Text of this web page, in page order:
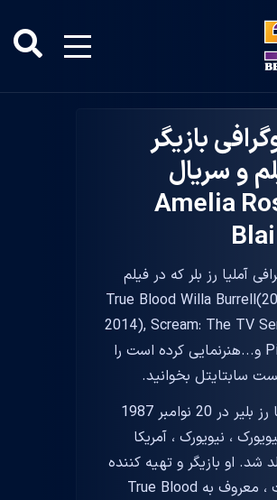
بازیگر
و سریال
Amelia
آملیا رز بلر که در فیلم
True Blood Willa
2014), Scream: The TV
Piper و...هنرنمایی کرده است را
سابتایتل بخوانید.
آملیا رز بلیر در 20 نوامبر 1987
، نیویورک ، آمریکا
شد. او بازیگر و تهیه کننده
است ، معروف به True Blood